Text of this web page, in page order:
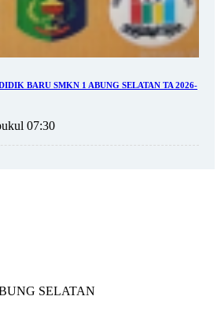
BARU SMKN 1 ABUNG SELATAN TA 2026-
07:30
SELATAN